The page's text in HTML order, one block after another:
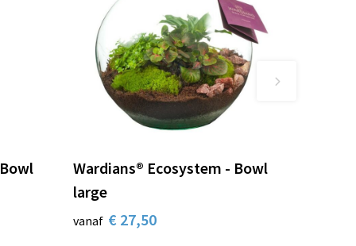
Wardians® Ecosystem - Bowl
large
vanaf € 27,50